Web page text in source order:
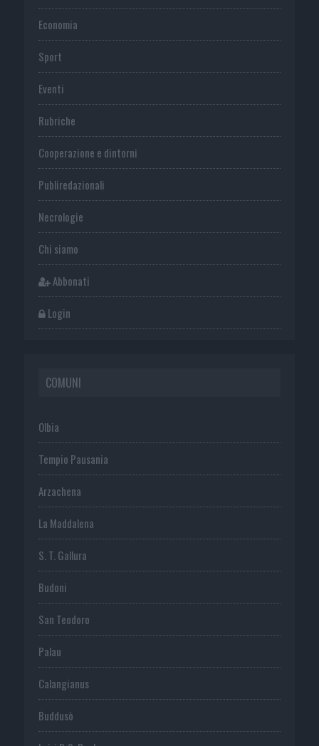
Economia
Sport
Eventi
Rubriche
Cooperazione e dintorni
Publiredazionali
Necrologie
Chi siamo
Abbonati
Login
COMUNI
Olbia
Tempio Pausania
Arzachena
La Maddalena
S. T. Gallura
Budoni
San Teodoro
Palau
Calangianus
Buddusò